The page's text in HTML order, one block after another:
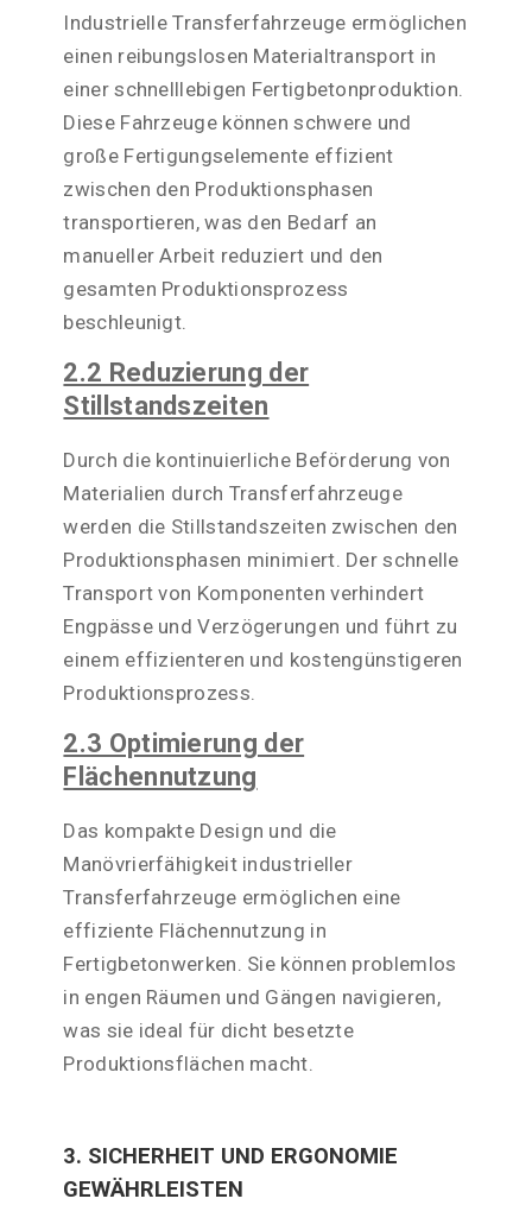
Industrielle Transferfahrzeuge ermöglichen
einen reibungslosen Materialtransport in
einer schnelllebigen Fertigbetonproduktion.
Diese Fahrzeuge können schwere und
große Fertigungselemente effizient
zwischen den Produktionsphasen
transportieren, was den Bedarf an
manueller Arbeit reduziert und den
gesamten Produktionsprozess
beschleunigt.
2.2 Reduzierung der
Stillstandszeiten
Durch die kontinuierliche Beförderung von
Materialien durch Transferfahrzeuge
werden die Stillstandszeiten zwischen den
Produktionsphasen minimiert. Der schnelle
Transport von Komponenten verhindert
Engpässe und Verzögerungen und führt zu
einem effizienteren und kostengünstigeren
Produktionsprozess.
2.3 Optimierung der
Flächennutzung
Das kompakte Design und die
Manövrierfähigkeit industrieller
Transferfahrzeuge ermöglichen eine
effiziente Flächennutzung in
Fertigbetonwerken. Sie können problemlos
in engen Räumen und Gängen navigieren,
was sie ideal für dicht besetzte
Produktionsflächen macht.
3. SICHERHEIT UND ERGONOMIE
GEWÄHRLEISTEN